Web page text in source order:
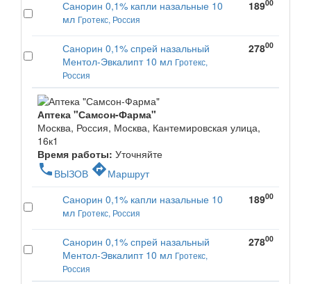
Санорин 0,1% капли назальные 10
мл Гротекс, Россия
18900
Санорин 0,1% спрей назальный
Ментол-Эвкалипт 10 мл Гротекс,
Россия
27800
Аптека "Самсон-Фарма"
Москва, Россия, Москва, Кантемировская улица,
16к1
Время работы: Уточняйте
phone ВЫЗОВ directionsМаршрут
Санорин 0,1% капли назальные 10
мл Гротекс, Россия
18900
Санорин 0,1% спрей назальный
Ментол-Эвкалипт 10 мл Гротекс,
Россия
27800